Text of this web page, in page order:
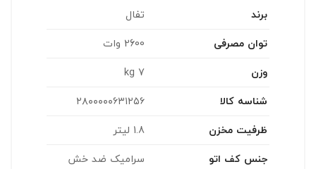
برند
تفال
توان مصرفی
2600 وات
وزن
7 kg
شناسه کالا
۲۸۰۰۰۰۰۶۳۱۲۵۶
ظرفیت مخزن
1.8 لیتر
جنس کف اتو
سرامیک ضد خش